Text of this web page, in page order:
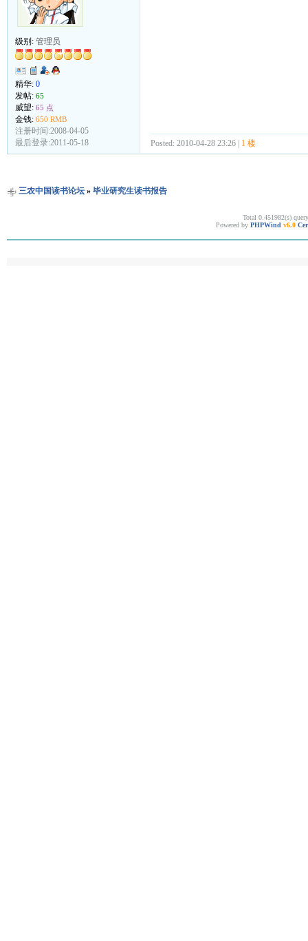
级别: 管理员
精华: 0
发帖: 65
威望: 65 点
金钱: 650 RMB
注册时间:2008-04-05
最后登录:2011-05-18
Posted: 2010-04-28 23:26 | 1 楼
三农中国读书论坛» 毕业研究生读书报告
Total 0.451982(s)
Powered by PHPWind v6.0